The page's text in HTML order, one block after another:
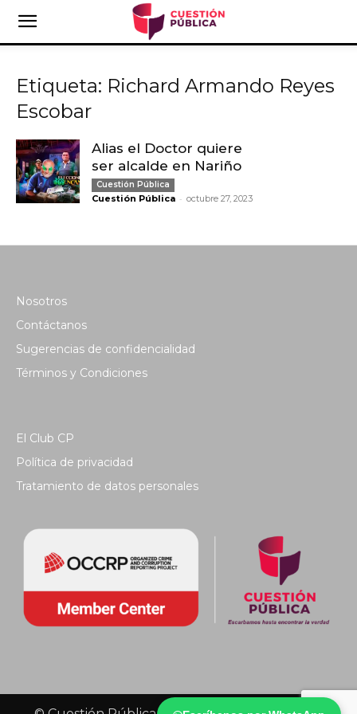
Etiqueta: Richard Armando Reyes
Escobar
Alias el Doctor quiere
ser alcalde en Nariño
Cuestión Pública
Cuestión Pública - octubre 27, 2023
Nosotros
Contáctanos
Sugerencias de confidencialidad
Términos y Condiciones
El Club CP
Política de privacidad
Tratamiento de datos personales